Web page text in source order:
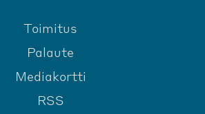
Toimitus
Palaute
Mediakortti
RSS